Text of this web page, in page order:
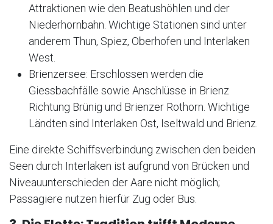
Attraktionen wie den Beatushöhlen und der
Niederhornbahn. Wichtige Stationen sind unter
anderem Thun, Spiez, Oberhofen und Interlaken
West.
Brienzersee: Erschlossen werden die
Giessbachfälle sowie Anschlüsse in Brienz
Richtung Brünig und Brienzer Rothorn. Wichtige
Ländten sind Interlaken Ost, Iseltwald und Brienz.
Eine direkte Schiffsverbindung zwischen den beiden
Seen durch Interlaken ist aufgrund von Brücken und
Niveauunterschieden der Aare nicht möglich;
Passagiere nutzen hierfür Zug oder Bus.